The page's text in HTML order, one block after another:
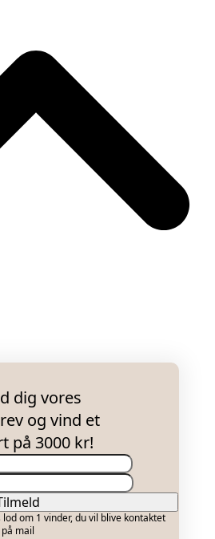
dig vores
og vind et
på 3000 kr!
om 1 vinder, du vil blive kontaktet
på mail